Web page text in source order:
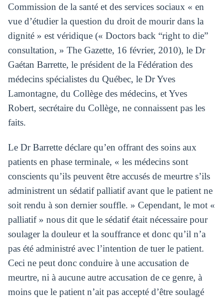
Commission de la santé et des services sociaux « en
vue d’étudier la question du droit de mourir dans la
dignité » est véridique (« Doctors back “right to die”
consultation, » The Gazette, 16 février, 2010), le Dr
Gaétan Barrette, le président de la Fédération des
médecins spécialistes du Québec, le Dr Yves
Lamontagne, du Collège des médecins, et Yves
Robert, secrétaire du Collège, ne connaissent pas les
faits.
Le Dr Barrette déclare qu’en offrant des soins aux
patients en phase terminale, « les médecins sont
conscients qu’ils peuvent être accusés de meurtre s’ils
administrent un sédatif palliatif avant que le patient ne
soit rendu à son dernier souffle. » Cependant, le mot «
palliatif » nous dit que le sédatif était nécessaire pour
soulager la douleur et la souffrance et donc qu’il n’a
pas été administré avec l’intention de tuer le patient.
Ceci ne peut donc conduire à une accusation de
meurtre, ni à aucune autre accusation de ce genre, à
moins que le patient n’ait pas accepté d’être soulagé